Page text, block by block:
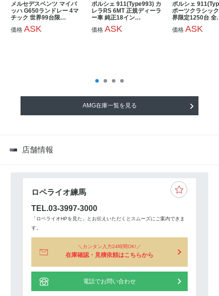
メルセデスベンツ マイバ
ッハ G650ランドレー 4マ
チック 世界99台限…
価格 ASK
ポルシェ 911(Type993) カ
レラRS 6MT 正規ディーラ
ー車 純正18イン…
価格 ASK
ポルシェ
ポーツクラシッ
界限定1250台
価格 ASK
AMG在庫一覧を見る
店舗情報
ロペライオ練馬
TEL.03-3997-3000
「ロペライオHPを見た」とお伝えいただくとスムーズにご案内できま
す。
カンタン入力24時間OK!
在庫確認・見積依頼はこちらから
電話でお問い合わせ